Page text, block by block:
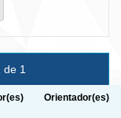
1
Orientador(es)